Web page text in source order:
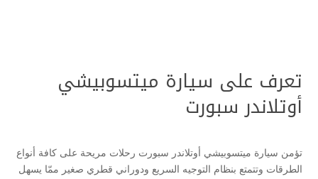
تعرف على سيارة ميتسوبيشي
أوتلاندر سبورت
تؤمن سيارة ميتسوبيشي أوتلاندر سبورت رحلات مريحة على كافة أنواع
الطرقات وتتمتع بنظام التوجيه السريع ودوراني قطري صغير ممّا يسهل